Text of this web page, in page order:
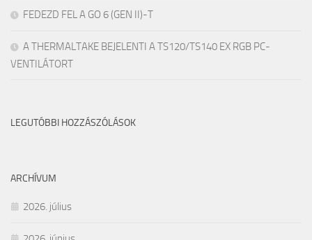
FEDEZD FEL A GO 6 (GEN II)-T
A THERMALTAKE BEJELENTI A TS120/TS140 EX RGB PC-
VENTILÁTORT
LEGUTÓBBI HOZZÁSZÓLÁSOK
ARCHÍVUM
2026. július